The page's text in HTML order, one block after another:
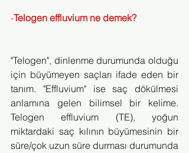
-Telogen effluvium ne demek?
"Telogen", dinlenme durumunda olduğu
için büyümeyen saçları ifade eden bir
tanım. "Effluvium" ise saç dökülmesi
anlamına gelen bilimsel bir kelime.
Telogen effluvium (TE), yoğun
miktardaki saç kılının büyümesinin bir
süre/çok uzun süre durması durumunda